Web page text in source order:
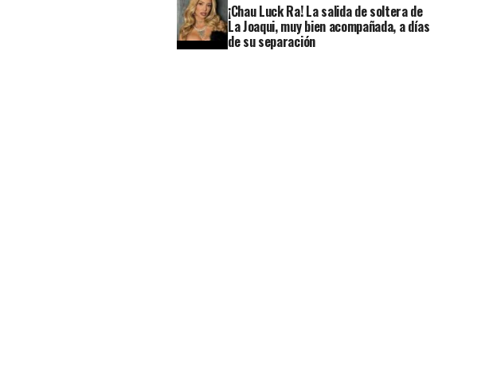
¡Chau Luck Ra! La salida de soltera de
La Joaqui, muy bien acompañada, a días
de su separación